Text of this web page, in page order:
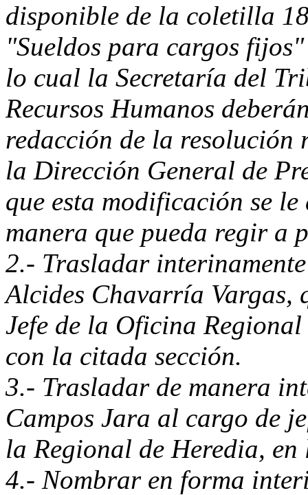
disponible de la coletilla
"Sueldos para cargos
lo cual la Secretaría del
Recursos Humanos
redacción de la resolución
la Dirección General de
que esta modificación se
manera que pueda regir a
2.- Trasladar
Alcides Chavarría Vargas,
Jefe de la Oficina
con la citada sección.
3.- Trasladar de manera
Campos Jara al cargo de
la Regional de Heredia,
4.- Nombrar en forma